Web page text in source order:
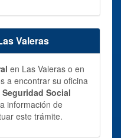
Valeras
en Las Valeras o en
a encontrar su oficina
Social
información de
este trámite.